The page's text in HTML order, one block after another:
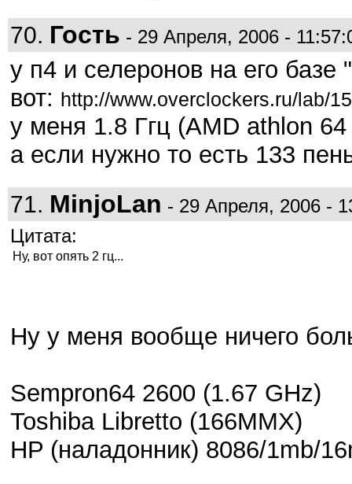
70. Гость - 29 Апреля, 2006 -
у п4 и селеронов на его базе
вот: http://www.overclockers.ru/lab/
у меня 1.8 Ггц (AMD athlon
а если нужно то есть 133
71. MinjoLan - 29 Апреля, 2006 -
Цитата:
Ну, вот опять 2 гц...
Ну у меня вообще ничего
Sempron64 2600 (1.67 GHz)
Toshiba Libretto (166MMX)
HP (наладонник) 8086/1mb/